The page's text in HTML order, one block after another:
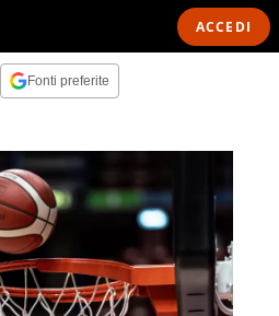
ACCEDI
Fonti preferite